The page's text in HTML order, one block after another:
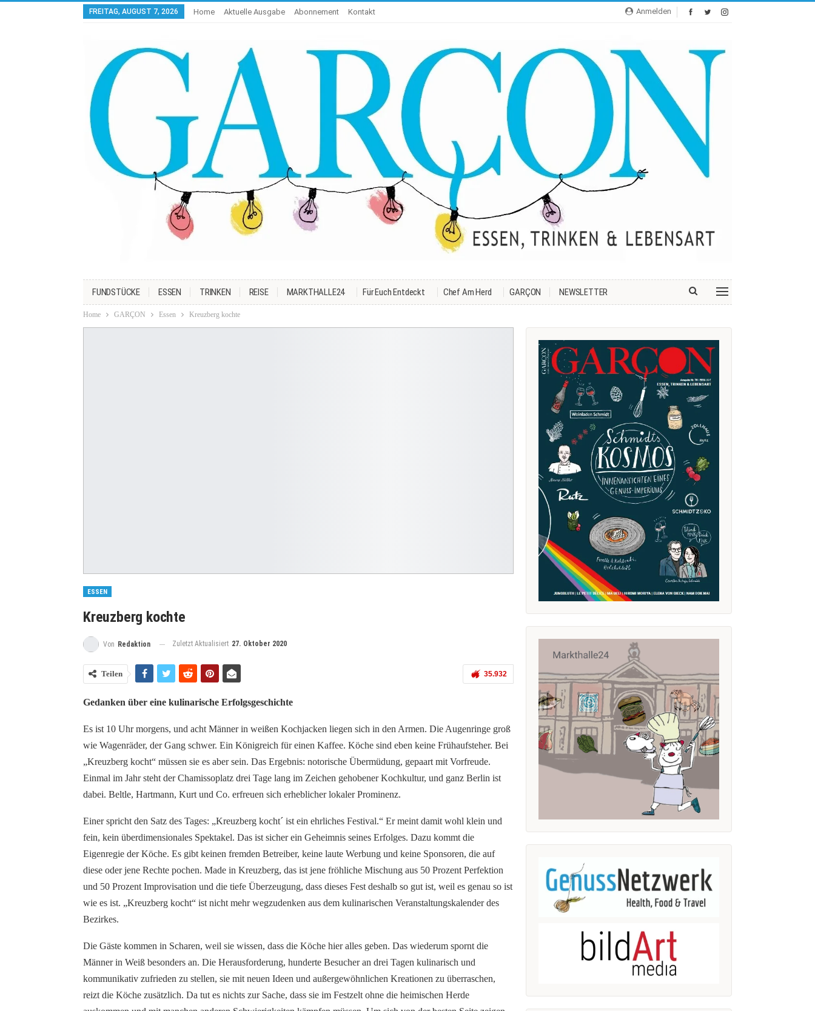
Anmelden
FREITAG, AUGUST 7, 2026 Home Aktuelle Ausgabe Abonnement Kontakt
FUNDSTÜCKE ESSEN TRINKEN REISE MARKTHALLE24 Für Euch Entdeckt Chef Am Herd GARÇON NEWSLETTER
Home GARÇON Essen Kreuzberg kochte
ESSEN
Kreuzberg kochte
Von Redaktion Zuletzt Aktualisiert 27. Oktober 2020
35.932
Teilen
Gedanken über eine kulinarische Erfolgsgeschichte
Es ist 10 Uhr morgens, und acht Männer in weißen Kochjacken liegen sich in den Armen. Die Augenringe groß
wie Wagenräder, der Gang schwer. Ein Königreich für einen Kaffee. Köche sind eben keine Frühaufsteher. Bei
„Kreuzberg kocht“ müssen sie es aber sein. Das Ergebnis: notorische Übermüdung, gepaart mit Vorfreude.
Einmal im Jahr steht der Chamissoplatz drei Tage lang im Zeichen gehobener Kochkultur, und ganz Berlin ist
dabei. Beltle, Hartmann, Kurt und Co. erfreuen sich erheblicher lokaler Prominenz.
Einer spricht den Satz des Tages: „Kreuzberg kocht´ ist ein ehrliches Festival.“ Er meint damit wohl klein und
fein, kein überdimensionales Spektakel. Das ist sicher ein Geheimnis seines Erfolges. Dazu kommt die
Eigenregie der Köche. Es gibt keinen fremden Betreiber, keine laute Werbung und keine Sponsoren, die auf
diese oder jene Rechte pochen. Made in Kreuzberg, das ist jene fröhliche Mischung aus 50 Prozent Perfektion
und 50 Prozent Improvisation und die tiefe Überzeugung, dass dieses Fest deshalb so gut ist, weil es genau so ist
wie es ist. „Kreuzberg kocht“ ist nicht mehr wegzudenken aus dem kulinarischen Veranstaltungskalender des
Bezirkes.
Die Gäste kommen in Scharen, weil sie wissen, dass die Köche hier alles geben. Das wiederum spornt die
Männer in Weiß besonders an. Die Herausforderung, hunderte Besucher an drei Tagen kulinarisch und
kommunikativ zufrieden zu stellen, sie mit neuen Ideen und außergewöhnlichen Kreationen zu überraschen,
reizt die Köche zusätzlich. Da tut es nichts zur Sache, dass sie im Festzelt ohne die heimischen Herde